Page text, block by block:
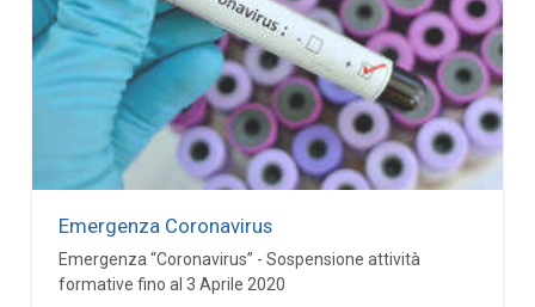
Emergenza Coronavirus
Emergenza “Coronavirus” - Sospensione attività
formative fino al 3 Aprile 2020